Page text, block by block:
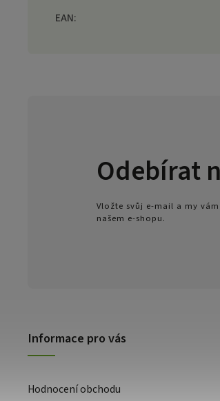
EAN:
Odebírat
Vložte svůj e-mail a my
našem e-shopu.
Informace pro vás
Hodnocení obchodu